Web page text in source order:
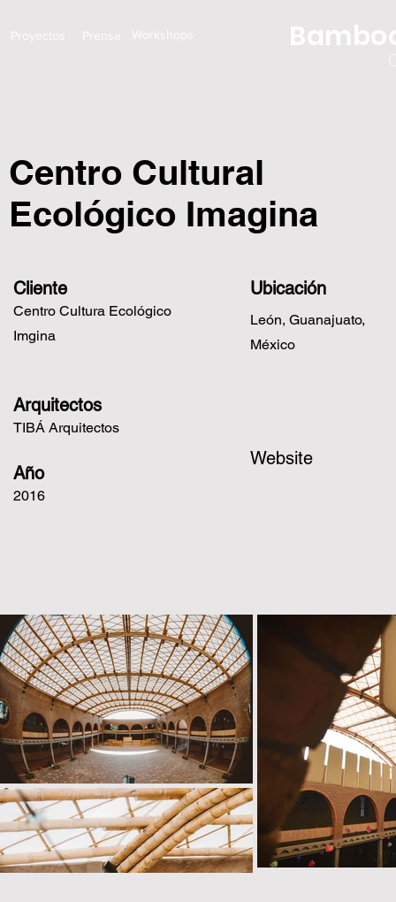
Proyectos Prensa Workshops
Centro Cultural
Ecológico Imagina
Cliente
Centro Cultura Ecológico
Imgina
Ubicación
León, Guanajuato,
México
Arquitectos
TIBÁ Arquitectos
Año
2016
Website